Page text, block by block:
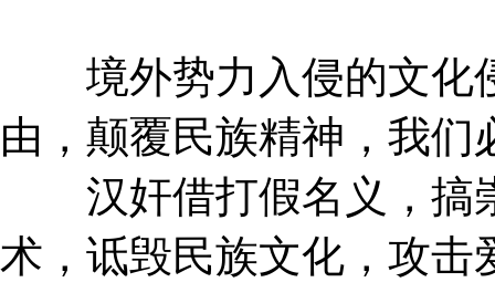
境外势力入侵的文化
由，颠覆民族精神，我们
汉奸借打假名义，搞
术，诋毁民族文化，攻击